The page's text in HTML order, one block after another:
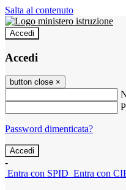
Salta al contenuto
Accedi
Accedi
button close ×
Password dimenticata?
-
Entra con SPID Entra con